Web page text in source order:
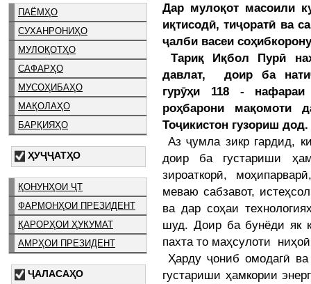
ПАЁМҲО
СУХАНРОНИҲО
МУЛОҚОТҲО
САФАРҲО
МУСОҲИБАҲО
МАҚОЛАҲО
БАРҚИЯҲО
ҲУҶҶАТҲО
ҚОНУНҲОИ ҶТ
ФАРМОНҲОИ ПРЕЗИДЕНТ
ҚАРОРҲОИ ҲУКУМАТ
АМРҲОИ ПРЕЗИДЕНТ
ҶАЛАСАҲО
Дар мулоқот масоили
иқтисодӣ, тиҷоратӣ ва
ҷалби васеи
Тариқ Иқбол Пурӣ
давлат, доир ба
гурӯҳи 118 -
роҳбарони мақомоти
Тоҷикистон гузориш дод.
Аз ҷумла зикр гардид,
доир ба густариши
зироаткорӣ,
меваю сабзавот,
ва дар соҳаи
шуд. Доир ба бунёди як
пахта то маҳсулоти
Ҳарду ҷониб омодагӣ
густариши ҳамкории